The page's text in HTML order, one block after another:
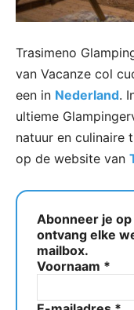
Trasimeno
van Vacanze col
een in Nederland.
ultieme
natuur en culinaire
op de website van
Abonneer je
ontvang elke
mailbox.
Voornaam *